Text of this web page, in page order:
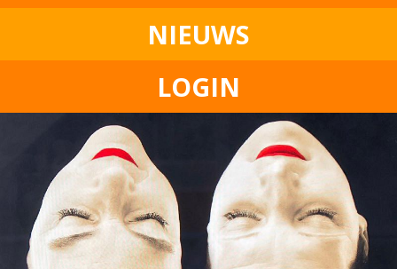
NIEUWS
LOGIN